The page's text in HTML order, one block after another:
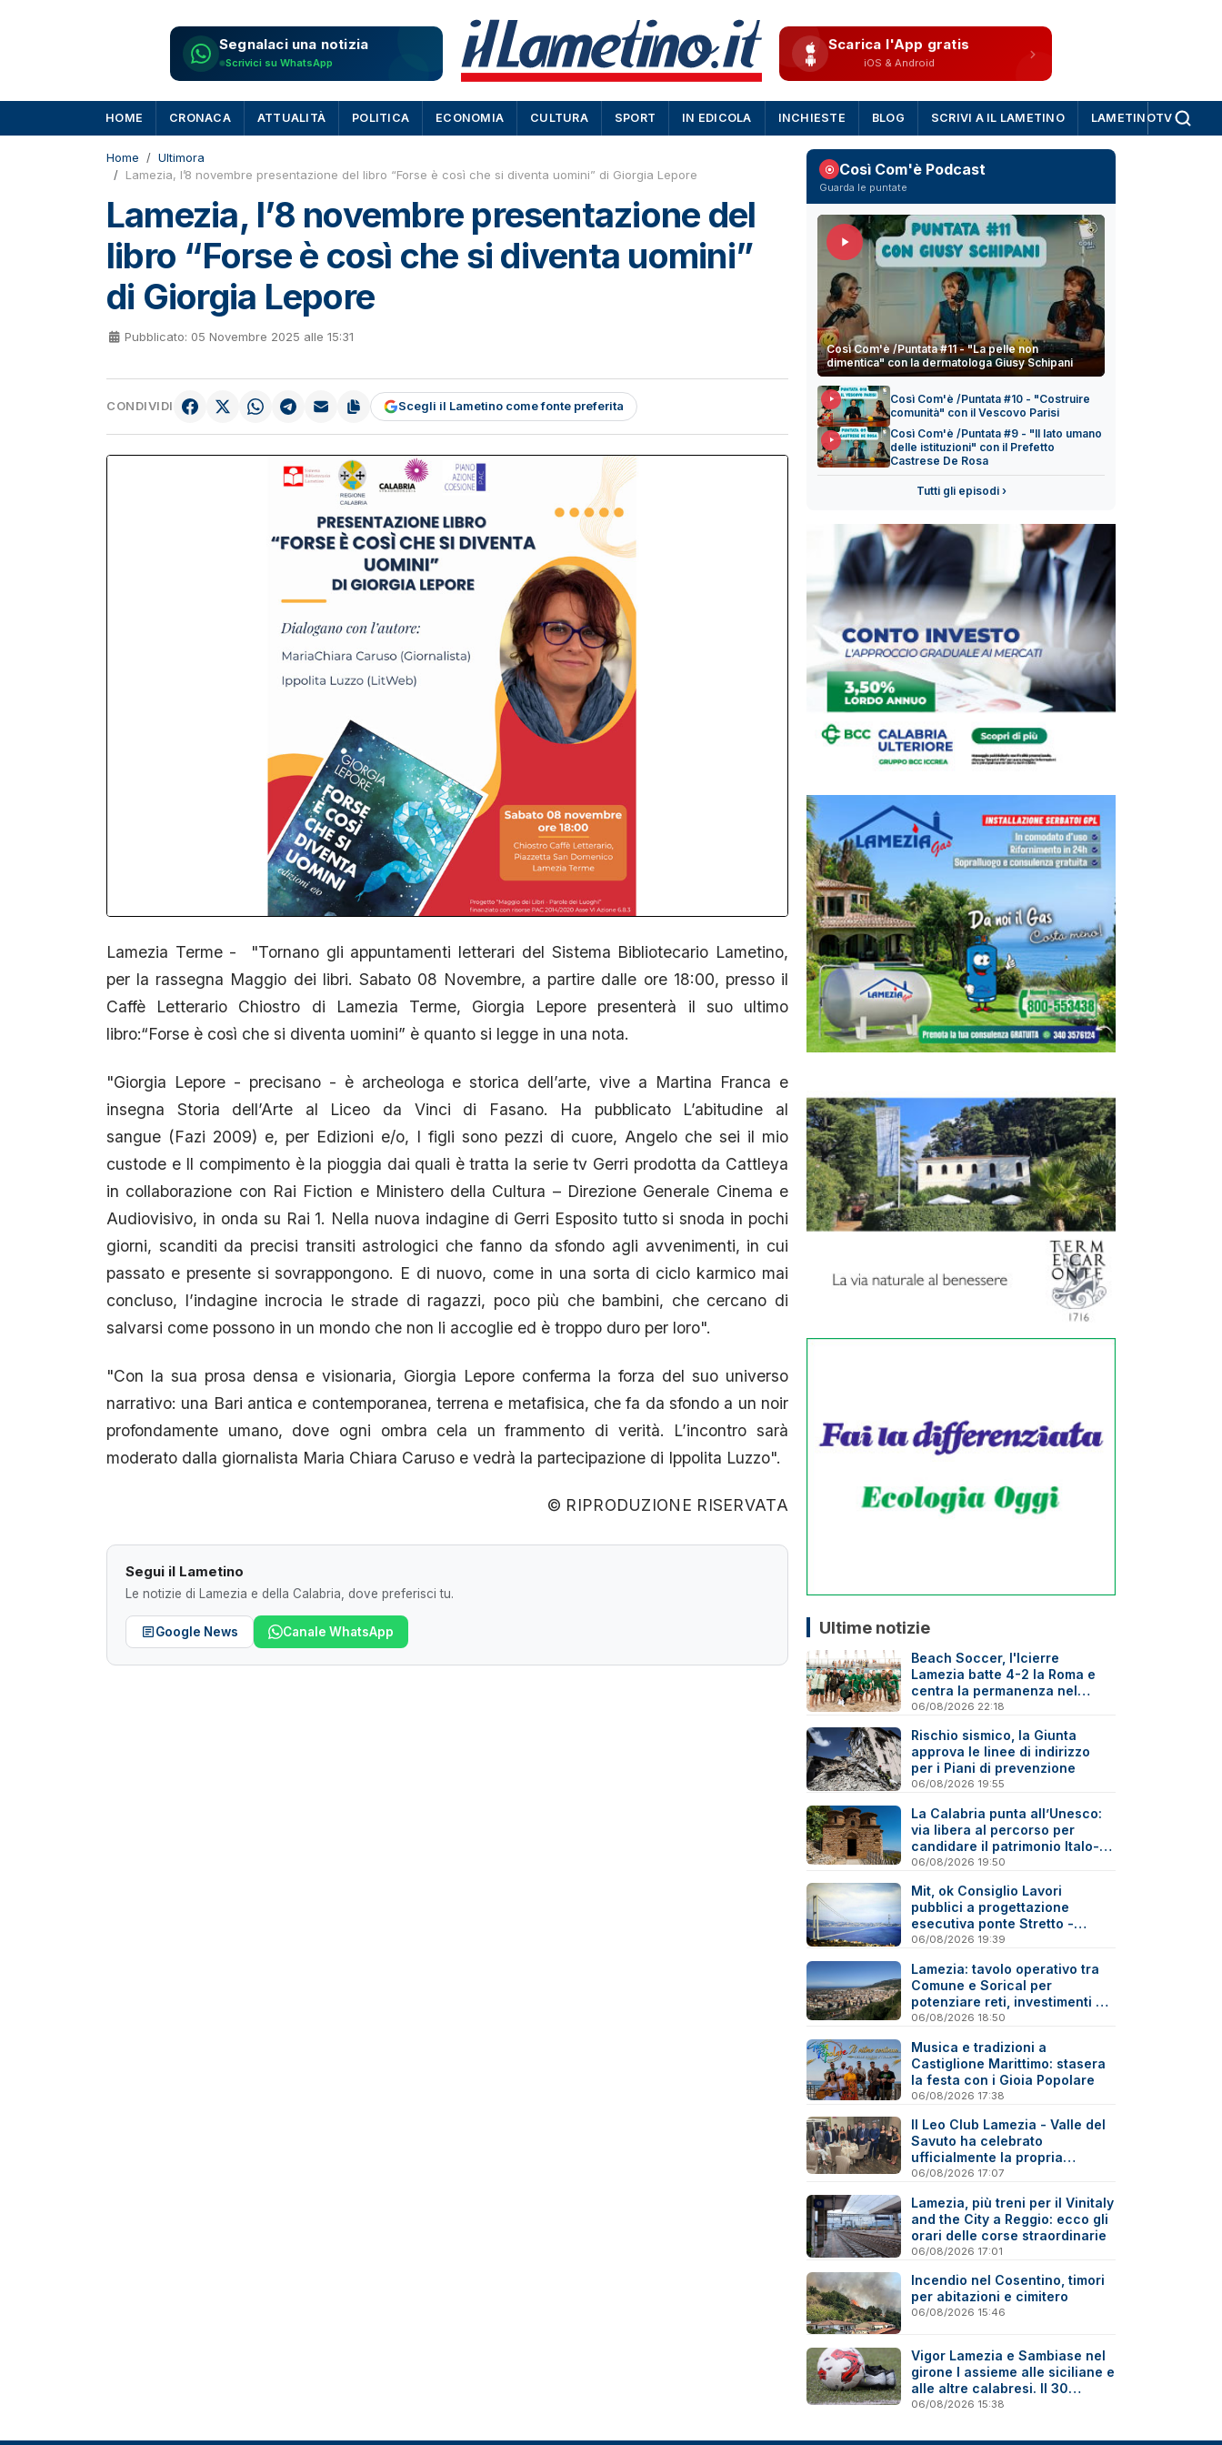
Segnalaci una notizia
Scrivici su WhatsApp
Scarica l'App gratis
iOS & Android
HOME CRONACA ATTUALITÀ POLITICA ECONOMIA CULTURA SPORT IN EDICOLA INCHIESTE BLOG SCRIVI A IL LAMETINO LAMETINOTV
Home
Ultimora
Lamezia, l’8 novembre presentazione del libro “Forse è così che si diventa uomini” di Giorgia Lepore
Lamezia, l’8 novembre presentazione del
libro “Forse è così che si diventa uomini”
di Giorgia Lepore
Pubblicato: 05 Novembre 2025 alle 15:31
CONDIVIDI Scegli il Lametino come fonte preferita
Lamezia Terme - "Tornano gli appuntamenti letterari del Sistema Bibliotecario Lametino,
per la rassegna Maggio dei libri. Sabato 08 Novembre, a partire dalle ore 18:00, presso il
Caffè Letterario Chiostro di Lamezia Terme, Giorgia Lepore presenterà il suo ultimo
libro:“Forse è così che si diventa uomini” è quanto si legge in una nota.
"Giorgia Lepore - precisano - è archeologa e storica dell’arte, vive a Martina Franca e
insegna Storia dell’Arte al Liceo da Vinci di Fasano. Ha pubblicato L’abitudine al
sangue (Fazi 2009) e, per Edizioni e/o, I figli sono pezzi di cuore, Angelo che sei il mio
custode e Il compimento è la pioggia dai quali è tratta la serie tv Gerri prodotta da Cattleya
in collaborazione con Rai Fiction e Ministero della Cultura – Direzione Generale Cinema e
Audiovisivo, in onda su Rai 1. Nella nuova indagine di Gerri Esposito tutto si snoda in pochi
giorni, scanditi da precisi transiti astrologici che fanno da sfondo agli avvenimenti, in cui
passato e presente si sovrappongono. E di nuovo, come in una sorta di ciclo karmico mai
concluso, l’indagine incrocia le strade di ragazzi, poco più che bambini, che cercano di
salvarsi come possono in un mondo che non li accoglie ed è troppo duro per loro".
"Con la sua prosa densa e visionaria, Giorgia Lepore conferma la forza del suo universo
narrativo: una Bari antica e contemporanea, terrena e metafisica, che fa da sfondo a un noir
profondamente umano, dove ogni ombra cela un frammento di verità. L’incontro sarà
moderato dalla giornalista Maria Chiara Caruso e vedrà la partecipazione di Ippolita Luzzo".
© RIPRODUZIONE RISERVATA
Segui il Lametino
Le notizie di Lamezia e della Calabria, dove preferisci tu.
Google News Canale WhatsApp
Così Com'è Podcast
Guarda le puntate
Così Com'è /Puntata #11 - "La pelle non
dimentica" con la dermatologa Giusy Schipani
Così Com'è /Puntata #10 - "Costruire
comunità" con il Vescovo Parisi
Così Com'è /Puntata #9 - "Il lato umano
delle istituzioni" con il Prefetto
Castrese De Rosa
Tutti gli episodi ›
Ultime notizie
Beach Soccer, l'Icierre
Lamezia batte 4-2 la Roma e
centra la permanenza nel
massimo torneo nazionale
06/08/2026 22:18
Rischio sismico, la Giunta
approva le linee di indirizzo
per i Piani di prevenzione
06/08/2026 19:55
La Calabria punta all’Unesco:
via libera al percorso per
candidare il patrimonio Italo-
Greco medievale
06/08/2026 19:50
Mit, ok Consiglio Lavori
pubblici a progettazione
esecutiva ponte Stretto -
Reazioni
06/08/2026 19:39
Lamezia: tavolo operativo tra
Comune e Sorical per
potenziare reti, investimenti e
manutenzione
06/08/2026 18:50
Musica e tradizioni a
Castiglione Marittimo: stasera
la festa con i Gioia Popolare
06/08/2026 17:38
Il Leo Club Lamezia - Valle del
Savuto ha celebrato
ufficialmente la propria
riattivazione
06/08/2026 17:07
Lamezia, più treni per il Vinitaly
and the City a Reggio: ecco gli
orari delle corse straordinarie
06/08/2026 17:01
Incendio nel Cosentino, timori
per abitazioni e cimitero
06/08/2026 15:46
Vigor Lamezia e Sambiase nel
girone I assieme alle siciliane e
alle altre calabresi. Il 30
agosto stracittadina di Coppa
06/08/2026 15:38